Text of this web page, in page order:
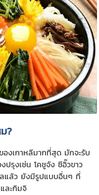
?
งเกาหลีมากที่สุด มักจะรับ
ปรุงเช่น โคชูจัง ซีอิ๊วขาว
แล้ว ยังมีรูปแบบอื่นๆ ที่
ละกิมจิ